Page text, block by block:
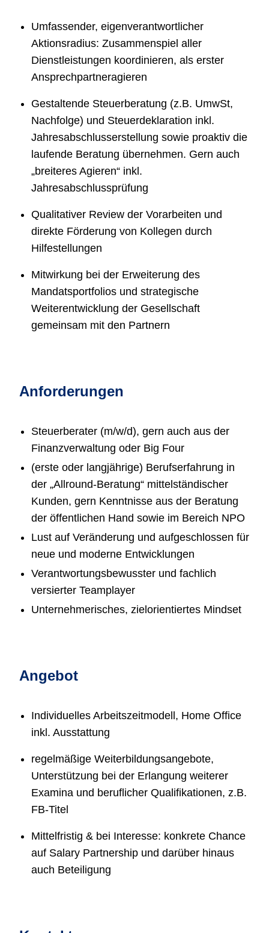
Umfassender, eigenverantwortlicher
Aktionsradius: Zusammenspiel aller
Dienstleistungen koordinieren, als erster
Ansprechpartneragieren
Gestaltende Steuerberatung (z.B. UmwSt,
Nachfolge) und Steuerdeklaration inkl.
Jahresabschlusserstellung sowie proaktiv die
laufende Beratung übernehmen. Gern auch
„breiteres Agieren“ inkl.
Jahresabschlussprüfung
Qualitativer Review der Vorarbeiten und
direkte Förderung von Kollegen durch
Hilfestellungen
Mitwirkung bei der Erweiterung des
Mandatsportfolios und strategische
Weiterentwicklung der Gesellschaft
gemeinsam mit den Partnern
Anforderungen
Steuerberater (m/w/d), gern auch aus der
Finanzverwaltung oder Big Four
(erste oder langjährige) Berufserfahrung in
der „Allround-Beratung“ mittelständischer
Kunden, gern Kenntnisse aus der Beratung
der öffentlichen Hand sowie im Bereich NPO
Lust auf Veränderung und aufgeschlossen für
neue und moderne Entwicklungen
Verantwortungsbewusster und fachlich
versierter Teamplayer
Unternehmerisches, zielorientiertes Mindset
Angebot
Individuelles Arbeitszeitmodell, Home Office
inkl. Ausstattung
regelmäßige Weiterbildungsangebote,
Unterstützung bei der Erlangung weiterer
Examina und beruflicher Qualifikationen, z.B.
FB-Titel
Mittelfristig & bei Interesse: konkrete Chance
auf Salary Partnership und darüber hinaus
auch Beteiligung